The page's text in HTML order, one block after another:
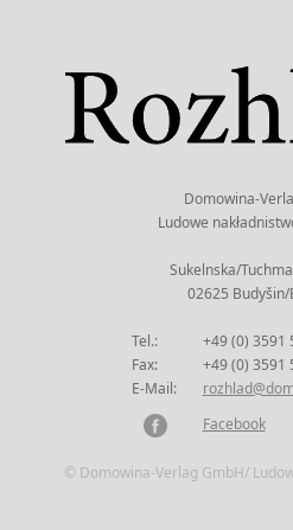
Domowina-
Ludowe
Sukelnska/
02625
Tel.:
+49 (0) 3591
Fax:
+49 (0) 3591
E-Mail:
Facebook
© Domowina-Verlag GmbH/